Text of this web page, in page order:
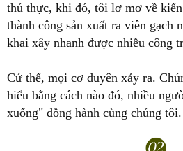
thú thực, khi đó, tôi lơ mơ về
thành công sản xuất ra viên gạch
khai xây nhanh được nhiều công
Cứ thế, mọi cơ duyên xảy ra.
hiểu bằng cách nào đó, nhiều
xuống" đồng hành cùng chúng tôi.